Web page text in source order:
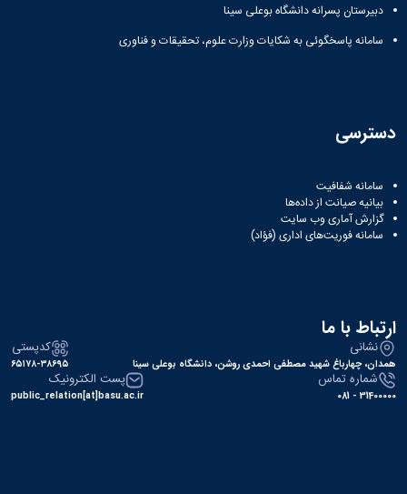
دبیرستان پسرانه دانشگاه بوعلی سینا
سامانه پاسخگوئی به شکایات وزارت علوم، تحقیقات و فناوری
دسترسی
سامانه شفافیت
بیانیه صیانت از داده‌ها
گزارش آماری وب‌ سایت
سامانه فوریت‌های اداری (فؤاد)
ارتباط با ما
نشانی
همدان، چهارباغ شهید مصطفی احمدی روشن، دانشگاه بوعلی سینا
کدپستی
۶۵۱۷۸-۳۸۶۹۵
شماره تماس
31400000 - 081
پست الکترونیک
public_relation[at]basu.ac.ir